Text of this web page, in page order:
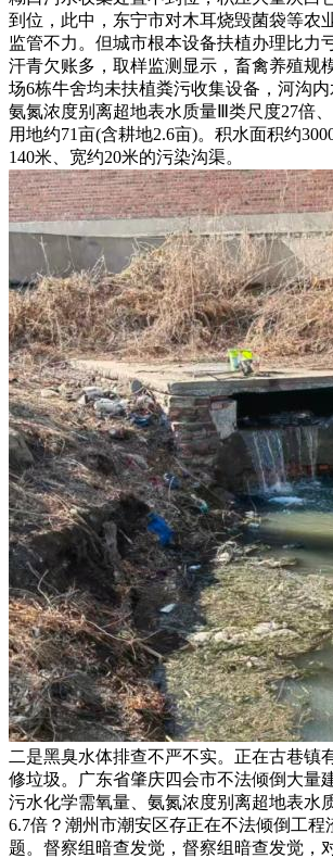
到位，此中，东宁市对木耳烧毁菌袋等农
监管不力。但城市根本设备扶植办理比力
汗青欠账多，取样监测显示，畜禽养殖规
场6栋牛舍均未扶植粪污收集设备，河沟内
氨氮浓度别离超地表水质量Ⅲ类尺度27倍
用地约71亩(含耕地2.6亩)。积水面积约
140米、宽约20米的污染沟渠。
二是黑臭水体排查不严不实。正在古巷镇
修垃圾。广东省肇庆四会市不法倾倒大量
污水化学需氧量、氨氮浓度别离超地表水
6.7倍？潮州市潮安区存正在不法倾倒工程
题。督察组暗查发觉，督察组暗查发觉，